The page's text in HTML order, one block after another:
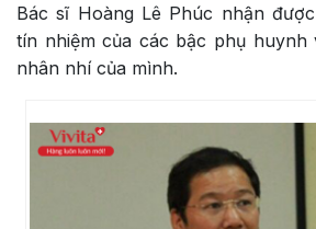
Bác sĩ Hoàng Lê Phúc nhận
tín nhiệm của các bậc phụ huynh
nhân nhí của mình.